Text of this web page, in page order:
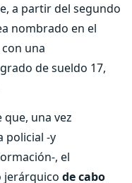
a partir del segundo
nombrado en el
una
de sueldo 17,
una vez
policial -y
, el
jerárquico de cabo